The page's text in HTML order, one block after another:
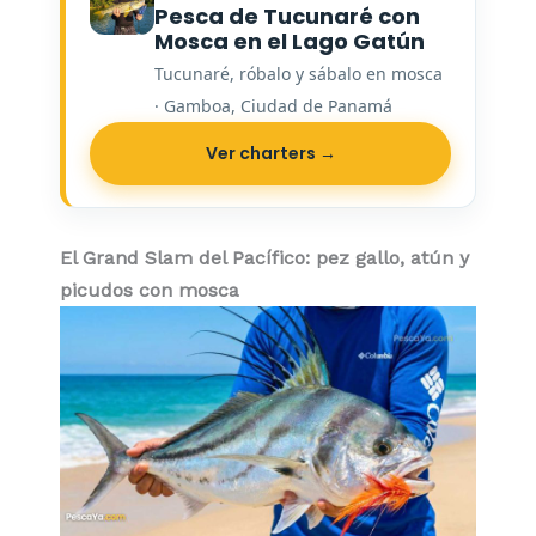
Pesca de Tucunaré con
Mosca en el Lago Gatún
Tucunaré, róbalo y sábalo en mosca
· Gamboa, Ciudad de Panamá
Ver charters →
El Grand Slam del Pacífico: pez gallo, atún y
picudos con mosca